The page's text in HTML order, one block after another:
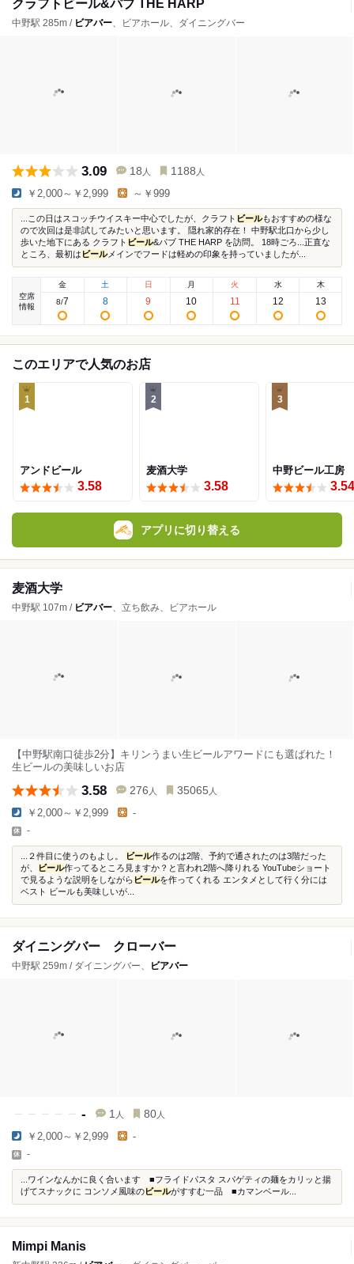
クラフトビール&パブ THE HARP
中野駅 285m / ビアバー、ビアホール、ダイニングバー
3.09 18 人 1188 人
￥2,000～￥2,999 ～￥999
...この日はスコッチウイスキー中心でしたが、クラフト ビールもおすすめの様な
ので次回は是非試してみたいと思います。 隠れ家的存在！ 中野駅北口から少し
歩いた地下にある クラフト ビール&パブ THE HARP を訪問。 18時ごろ...正直な
ところ、最初は ビールメインでフードは軽めの印象を持っていましたが...
空席
情報
金
8/7
土
8
日
9
月
10
火
11
水
12
木
13
このエリアで人気のお店
1
アンドビール
3.58
2
麦酒大学
3.58
3
中野ビール工房
3.54
アプリに切り替える
麦酒大学
中野駅 107m / ビアバー、立ち飲み、ビアホール
【中野駅南口徒歩2分】キリンうまい生ビールアワードにも選ばれた！
生ビールの美味しいお店
3.58 276 人 35065 人
￥2,000～￥2,999 -
-
...２件目に使うのもよし。 ビール作るのは2階、予約で通されたのは3階だった
が、
ビール作ってるところ見ますか？と言われ2階へ降りれる YouTubeショート
で見るような説明をしながら ビールを作ってくれる エンタメとして行く分には
ベスト ビールも美味しいが...
ダイニングバー クローバー
中野駅 259m / ダイニングバー、 ビアバー
- 1 人 80 人
￥2,000～￥2,999 -
-
...ワインなんかに良く合います ■フライドパスタ スパゲティの麺をカリッと揚
げてスナックに コンソメ風味の ビールがすすむ一品 ■カマンベール...
Mimpi Manis